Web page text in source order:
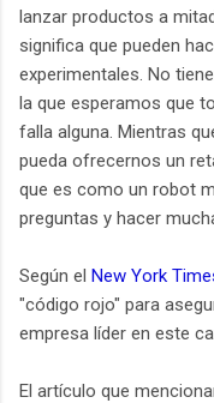
lanzar productos a
significa que pueden
experimentales. No
la que esperamos que
falla alguna. Mientras
pueda ofrecernos un
que es como un robot
preguntas y hacer
Según el New York
"código rojo" para
empresa líder en este
El artículo que